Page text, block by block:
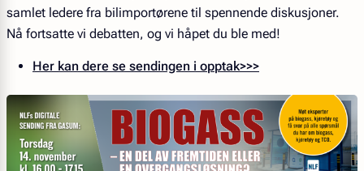
samlet ledere fra bilimportørene til spennende diskusjoner.
Nå fortsatte vi debatten, og vi håpet du ble med!
Her kan dere se sendingen i opptak>>>